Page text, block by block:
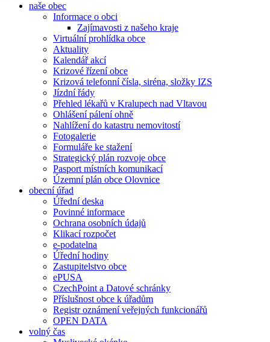
naše obec
Informace o obci
Zajímavosti z našeho kraje
Virtuální prohlídka obce
Aktuality
Kalendář akcí
Krizové řízení obce
Krizová telefonní čísla, siréna, složky IZS
Jízdní řády
Přehled lékařů v Kralupech nad Vltavou
Ohlášení pálení ohně
Nahlížení do katastru nemovitostí
Fotogalerie
Formuláře ke stažení
Strategický plán rozvoje obce
Pasport místních komunikací
Územní plán obce Olovnice
obecní úřad
Úřední deska
Povinné informace
Ochrana osobních údajů
Klikací rozpočet
e-podatelna
Úřední hodiny
Zastupitelstvo obce
ePUSA
CzechPoint a Datové schránky
Příslušnost obce k úřadům
Registr oznámení veřejných funkcionářů
OPEN DATA
volný čas